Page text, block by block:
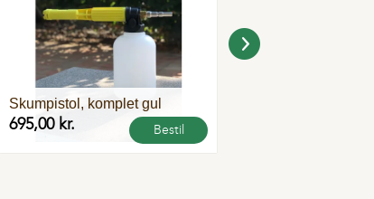
Bestil
Skumpistol, komplet gul
695,00 kr.